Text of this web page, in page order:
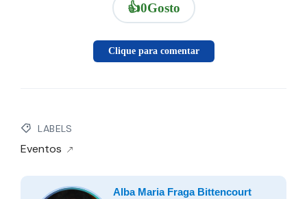
👍0Gosto
Clique para comentar
LABELS
Eventos
Alba Maria Fraga Bittencourt